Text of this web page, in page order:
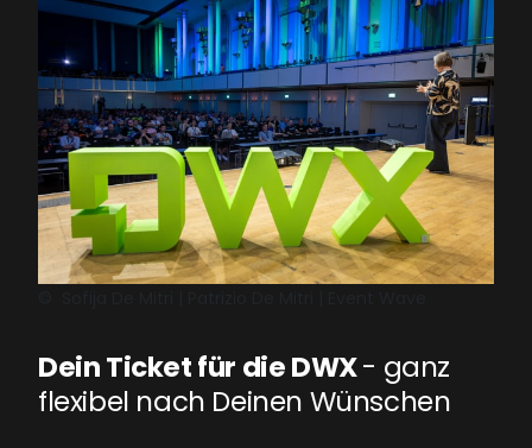
Dein Ticket für die DWX- ganz
flexibel nach Deinen Wünschen